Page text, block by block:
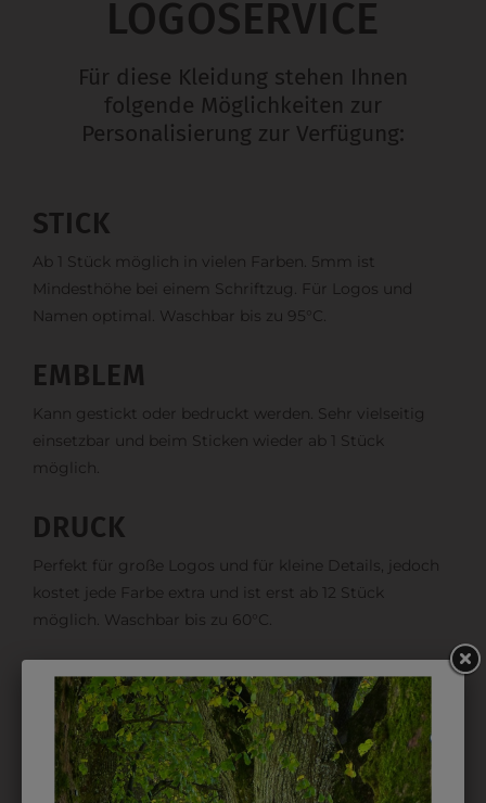
LOGOSERVICE
Für diese Kleidung stehen Ihnen
folgende Möglichkeiten zur
Personalisierung zur Verfügung:
STICK
Ab 1 Stück möglich in vielen Farben. 5mm ist
Mindesthöhe bei einem Schriftzug. Für Logos und
Namen optimal. Waschbar bis zu 95°C.
EMBLEM
Kann gestickt oder bedruckt werden. Sehr vielseitig
einsetzbar und beim Sticken wieder ab 1 Stück
möglich.
DRUCK
Perfekt für große Logos und für kleine Details, jedoch
kostet jede Farbe extra und ist erst ab 12 Stück
möglich. Waschbar bis zu 60°C.
DAS KÖNNTE IHNEN